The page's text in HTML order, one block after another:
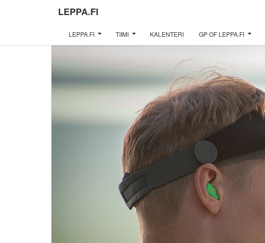
LEPPA.FI
LEPPA.FI TIIMI KALENTERI GP OF LEPPA.FI